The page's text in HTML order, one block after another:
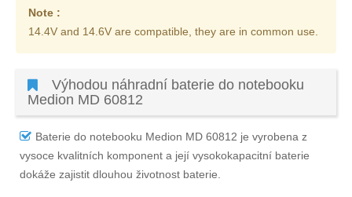
Note :
14.4V and 14.6V are compatible, they are in common use.
Výhodou náhradní baterie do notebooku
Medion MD 60812
Baterie do notebooku Medion MD 60812 je vyrobena z
vysoce kvalitních komponent a její vysokokapacitní baterie
dokáže zajistit dlouhou životnost baterie.